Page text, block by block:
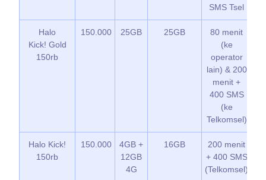
SMS Tsel
Halo
Kick! Gold
150rb
150.000 25GB 25GB
80 menit
(ke
operator
lain) & 200
menit +
400 SMS
(ke
Telkomsel)
Halo Kick!
150rb
150.000
4GB +
12GB
4G
16GB
200 menit
+ 400 SMS
(Telkomsel)